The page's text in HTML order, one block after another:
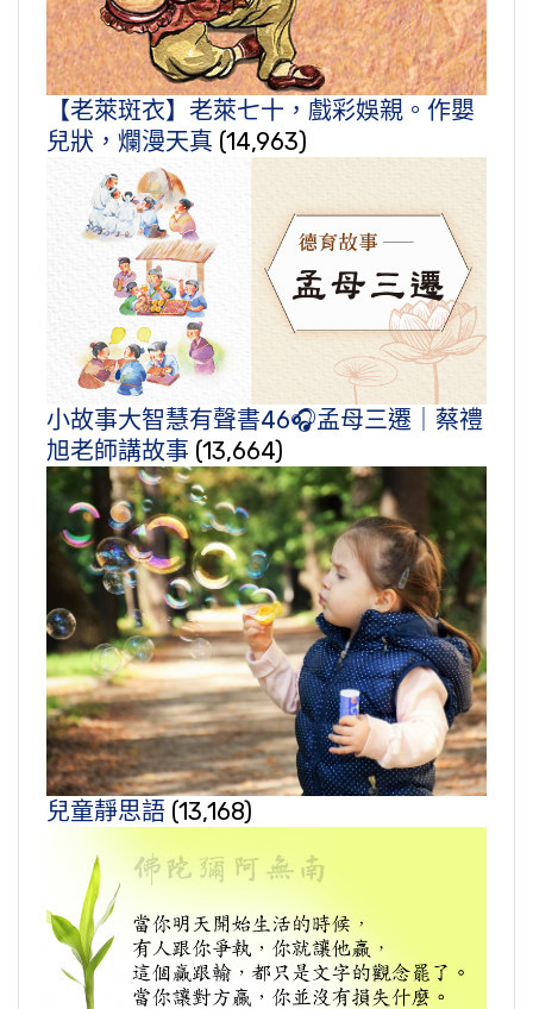
【老萊斑衣】老萊七十，戲彩娛親。作嬰
兒狀，爛漫天真 (14,963)
小故事大智慧有聲書46🎧孟母三遷｜蔡禮
旭老師講故事 (13,664)
兒童靜思語 (13,168)